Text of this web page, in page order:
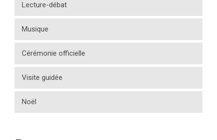
Lecture-débat
Musique
Cérémonie officielle
Visite guidée
Noël